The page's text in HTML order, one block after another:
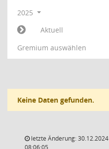
2025
Aktuell
Gremium auswählen
Keine Daten gefunden.
letzte Änderung: 30.12.2024
08:06:05